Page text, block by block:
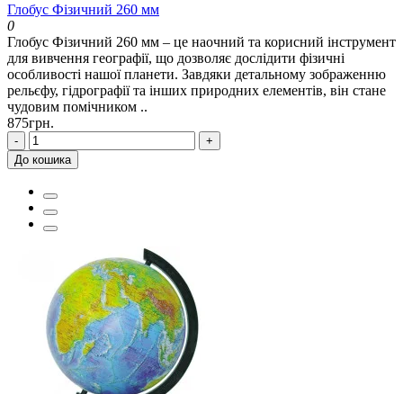
Глобус Фізичний 260 мм
0
Глобус Фізичний 260 мм – це наочний та корисний інструмент
для вивчення географії, що дозволяє дослідити фізичні
особливості нашої планети. Завдяки детальному зображенню
рельєфу, гідрографії та інших природних елементів, він стане
чудовим помічником ..
875грн.
-
+
До кошика